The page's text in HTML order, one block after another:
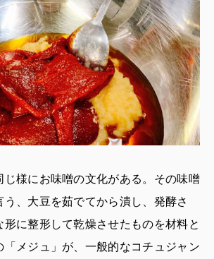
じ様にお味噌の文化がある。その味噌
う、大豆を茹でてから潰し、発酵さ
に整形して乾燥させたものを材料と
「メジュ」が、一般的なコチュジャン